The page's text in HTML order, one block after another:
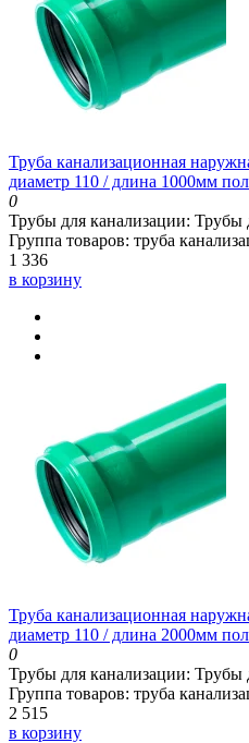
Труба канализационная
диаметр 110 / длина 1000мм
0
Трубы для канализации: Трубы
Группа товаров: труба
1 336
в корзину
Труба канализационная
диаметр 110 / длина 2000мм
0
Трубы для канализации: Трубы
Группа товаров: труба
2 515
в корзину